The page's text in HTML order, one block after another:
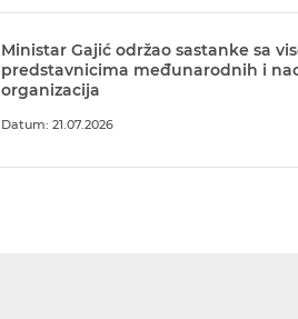
Ministar Gajić održao sastanke sa
predstavnicima međunarodnih i
organizacija
Datum: 21.07.2026